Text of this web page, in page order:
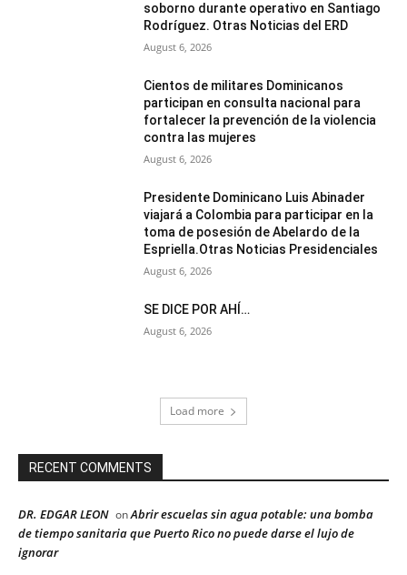
soborno durante operativo en Santiago
Rodríguez. Otras Noticias del ERD
August 6, 2026
Cientos de militares Dominicanos
participan en consulta nacional para
fortalecer la prevención de la violencia
contra las mujeres
August 6, 2026
Presidente Dominicano Luis Abinader
viajará a Colombia para participar en la
toma de posesión de Abelardo de la
Espriella.Otras Noticias Presidenciales
August 6, 2026
SE DICE POR AHÍ…
August 6, 2026
Load more
RECENT COMMENTS
DR. EDGAR LEON onAbrir escuelas sin agua potable: una bomba
de tiempo sanitaria que Puerto Rico no puede darse el lujo de
ignorar